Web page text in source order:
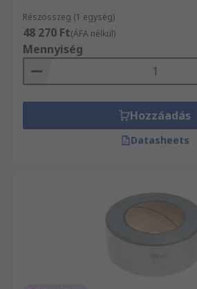
Részösszeg (1 egység)
48 270 Ft(ÁFA nélkül)
Mennyiség
Hozzáadás
Datasheets